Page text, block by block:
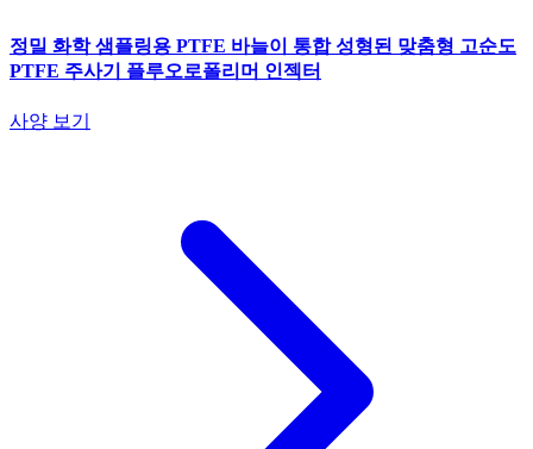
정밀 화학 샘플링용 PTFE 바늘이 통합 성형된 맞춤형 고순도
PTFE 주사기 플루오로폴리머 인젝터
사양 보기